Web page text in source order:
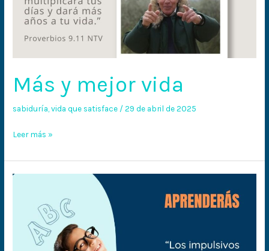
Más y mejor vida
sabiduría ,vida que satisface /29 de abril de 2025
Leer más »